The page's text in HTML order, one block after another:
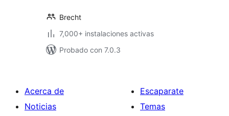
Brecht
7,000+ instalaciones activas
Probado con 7.0.3
Acerca de
Noticias
Escaparate
Temas